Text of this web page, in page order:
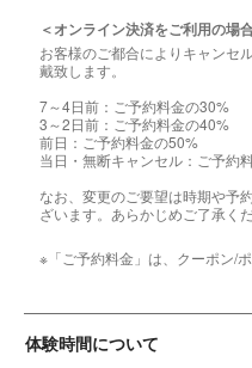
＜オンライン決済をご利用の場
お客様のご都合によりキャンセ
戴致します。
7～4日前：ご予約料金の30%
3～2日前：ご予約料金の40%
前日：ご予約料金の50%
当日・無断キャンセル：ご予約
なお、変更のご要望は時期や予
ざいます。あらかじめご了承くだ
※「ご予約料金」は、クーポン/
体験時間について